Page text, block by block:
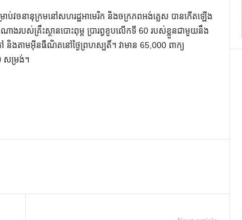
ប់វចនានុក្រមនៅសហរដ្ឋអាមេរិក និងចក្រភពអង់គ្លេស បានកើតឡើង
របស់គ្រឹះស្ថានបោះពុម្ព ប្រារព្ធខួបលើកទី 60 របស់ខ្លួនជាមួយនឹង
និងតាមអ៊ីនធឺណិតនៅថ្ងៃព្រហស្បតិ៍។ វាមាន 65,000 ពាក្យ
សម្រង់។